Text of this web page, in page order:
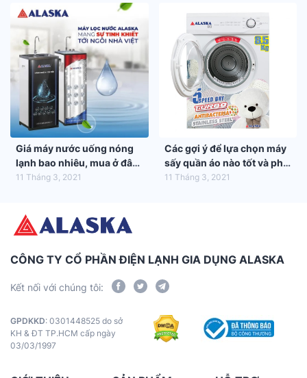
Giá máy nước uống nóng
lạnh bao nhiêu, mua ở đâu
tốt nhất?
11 Tháng 3, 2021
Các gợi ý để lựa chọn máy
sấy quần áo nào tốt và phù
hợp nhất với gia đình bạn
11 Tháng 3, 2021
CÔNG TY CỔ PHẦN ĐIỆN LẠNH GIA DỤNG ALASKA
Kết nối với chúng tôi:
GPDKKD: 0301448525 do sở
KH & ĐT TP.HCM cấp ngày
03/03/1997